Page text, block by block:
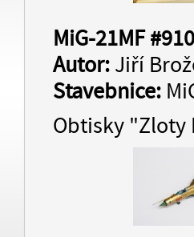
MiG-21MF
Autor: Jiří
Stavebnice:
Obtisky "Zloty